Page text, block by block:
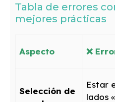
Tabla de errores
mejores prácticas
Aspecto ❌
Selección de
Estar
lados